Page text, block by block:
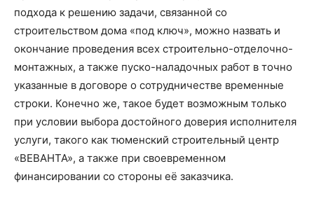
подхода к решению задачи, связанной со
строительством дома «под ключ», можно назвать и
окончание проведения всех строительно-отделочно-
монтажных, а также пуско-наладочных работ в точно
указанные в договоре о сотрудничестве временные
строки. Конечно же, такое будет возможным только
при условии выбора достойного доверия исполнителя
услуги, такого как тюменский строительный центр
«ВЕВАНТА», а также при своевременном
финансировании со стороны её заказчика.